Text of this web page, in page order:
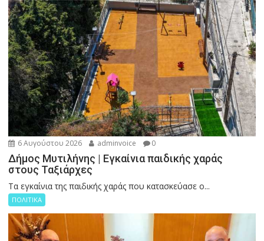
6 Αυγούστου 2026 adminvoice 0
Δήμος Μυτιλήνης | Εγκαίνια παιδικής χαράς
στους Ταξιάρχες
Tα εγκαίνια της παιδικής χαράς που κατασκεύασε ο...
ΠΟΛΙΤΙΚΑ